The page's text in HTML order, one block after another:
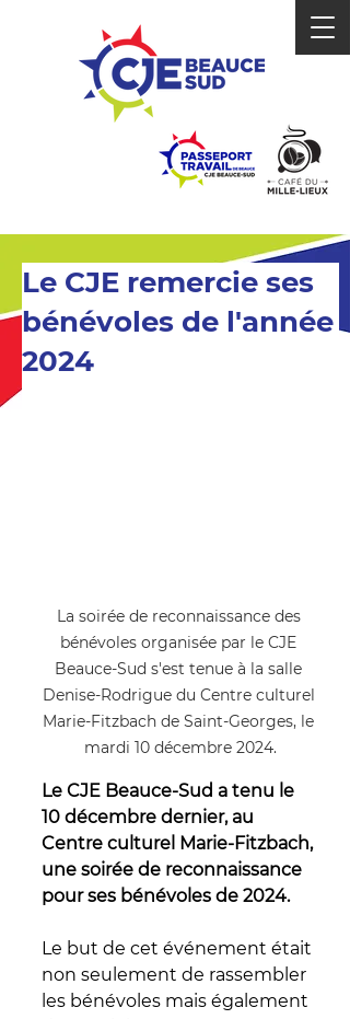
Le CJE remercie ses
bénévoles de l'année
2024
La soirée de reconnaissance des
bénévoles organisée par le CJE
Beauce-Sud s'est tenue à la salle
Denise-Rodrigue du Centre culturel
Marie-Fitzbach de Saint-Georges, le
mardi 10 décembre 2024.
Le CJE Beauce-Sud a tenu le
10 décembre dernier, au
Centre culturel Marie-Fitzbach,
une soirée de reconnaissance
pour ses bénévoles de 2024.
Le but de cet événement était
non seulement de rassembler
les bénévoles mais également